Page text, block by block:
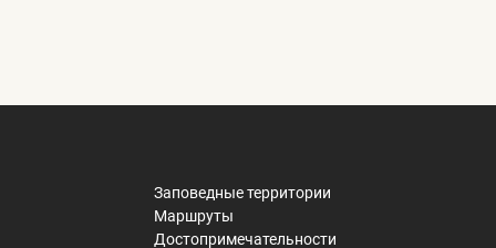
Заповедные территории
Маршруты
Достопримечательности